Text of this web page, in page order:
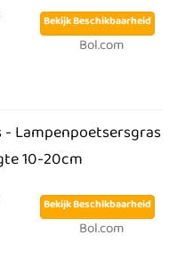
Bekijk Beschikbaarheid
Bol.com
Lampenpoetsersgras
10-20cm
Bekijk Beschikbaarheid
Bol.com